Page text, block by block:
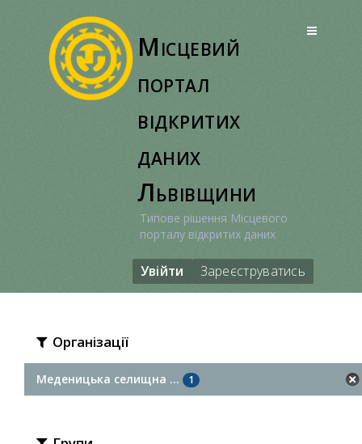
Місцевий
портал
відкритих
даних
Львівщини
Типове рішення Місцевого
порталу відкритих даних
Увійти Зареєструватись
Організації
Меденицька селищна ... 1